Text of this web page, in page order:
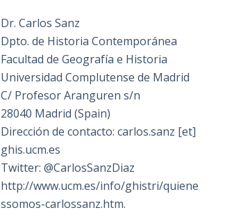
Dr. Carlos Sanz
Dpto. de Historia Contemporánea
Facultad de Geografía e Historia
Universidad Complutense de Madrid
C/ Profesor Aranguren s/n
28040 Madrid (Spain)
Dirección de contacto: carlos.sanz [et]
ghis.ucm.es
Twitter: @CarlosSanzDiaz
http://www.ucm.es/info/ghistri/quiene
ssomos-carlossanz.htm.